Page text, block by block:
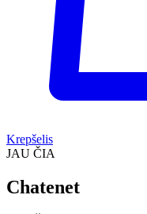
Krepšelis
JAU ČIA
Chatenet